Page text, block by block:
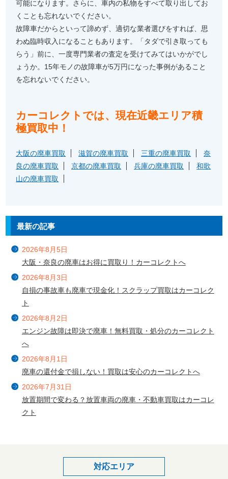
可能になります。さらに、車内の私物をすべて取り出してお
くことも忘れないでください。
故障車だからといって諦めず、適切な業者選びをすれば、思
わぬ臨時収入になることもあります。「タダで引き取っても
らう」前に、一度専門業者の査定を受けてみてはいかがでし
ょうか。15年モノの故障車が5万円になった事例があること
を忘れないでください。
カーコレクトでは、現在近畿エリア積
極買取中！
大阪の廃車買取 滋賀の廃車買取 三重の廃車買取
奈
良の廃車買取
京都の廃車買取 兵庫の廃車買取
和歌
山の廃車買取
最新の記事
2026年8月5日
大阪・奈良の廃車はお得に買取り！カーコレクトへ
2026年8月3日
自損の事故車も廃車で現金化！スクラップ買取はカーコレク
ト
2026年8月2日
エンジン故障は即決で廃車！無料買取・処分のカーコレクト
へ
2026年8月1日
廃車の還付金で損しない！買取は安心のカーコレクトへ
2026年7月31日
放置期間で変わる？放置車両の廃車・不動車買取はカーコレ
クト
対応エリア